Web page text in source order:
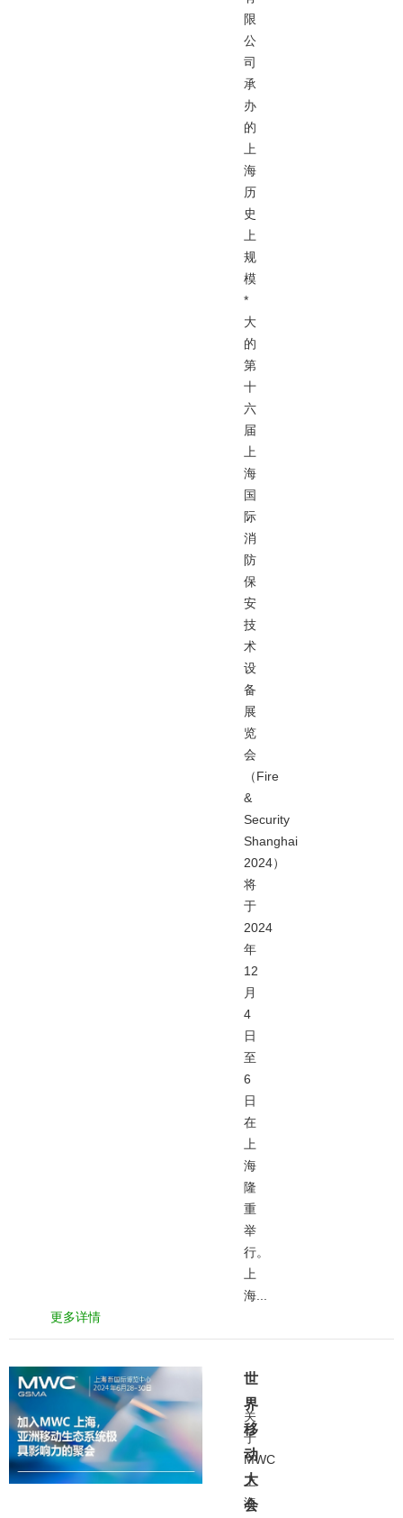
限
公
司
承
办
的
上
海
历
史
上
规
模
*
大
的
第
十
六
届
上
海
国
际
消
防
保
安
技
术
设
备
展
览
会
（Fire
&
Security
Shanghai
2024）
将
于
2024
年
12
月
4
日
至
6
日
在
上
海
隆
重
举
行。
上
海...
更多详情
世
界
移
动
大
会
关
于
MWC
上
海